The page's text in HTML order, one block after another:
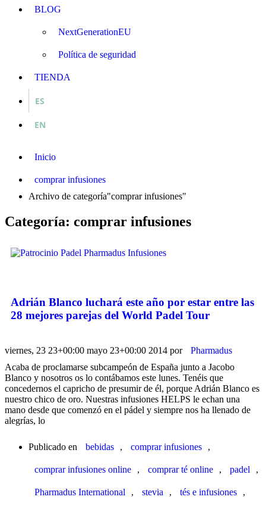
BLOG
NextGenerationEU
Política de seguridad
TIENDA
ES
EN
Inicio
comprar infusiones
Archivo de categoría"comprar infusiones"
Categoría: comprar infusiones
Adrián Blanco luchará este año por estar entre las
28 mejores parejas del World Padel Tour
viernes, 23 23+00:00 mayo 23+00:00 2014 por
Pharmadus
Acaba de proclamarse subcampeón de España junto a Jacobo
Blanco y nosotros os lo contábamos este lunes. Tenéis que
concedernos el capricho de presumir de él, porque Adrián Blanco es
nuestro chico de oro. Nuestras infusiones HELPS le echan una
mano desde que comenzó en el pádel y siempre nos ha llenado de
alegrías, lo
Publicado en bebidas , comprar infusiones ,
comprar infusiones online , comprar té online , padel ,
Pharmadus International , stevia , tés e infusiones ,